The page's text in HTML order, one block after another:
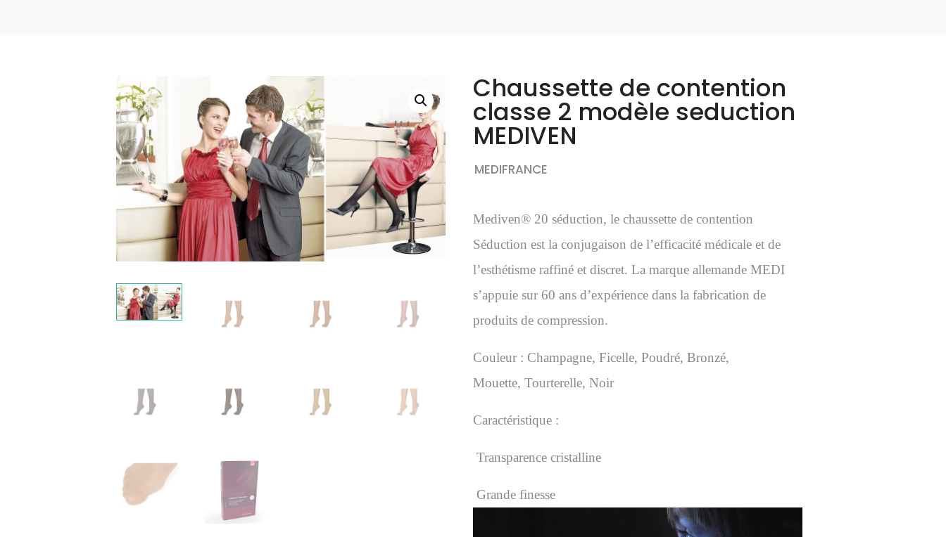
Chaussette de contention
classe 2 modèle seduction
MEDIVEN
MEDIFRANCE
Mediven® 20 séduction, le chaussette de contention
Séduction est la conjugaison de l’efficacité médicale et de
l’esthétisme raffiné et discret. La marque allemande MEDI
s’appuie sur 60 ans d’expérience dans la fabrication de
produits de compression.
Couleur : Champagne, Ficelle, Poudré, Bronzé,
Mouette, Tourterelle, Noir
Caractéristique :
Transparence cristalline
Grande finesse